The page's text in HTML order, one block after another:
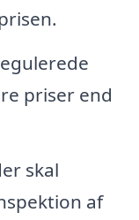
priser end
skal
af